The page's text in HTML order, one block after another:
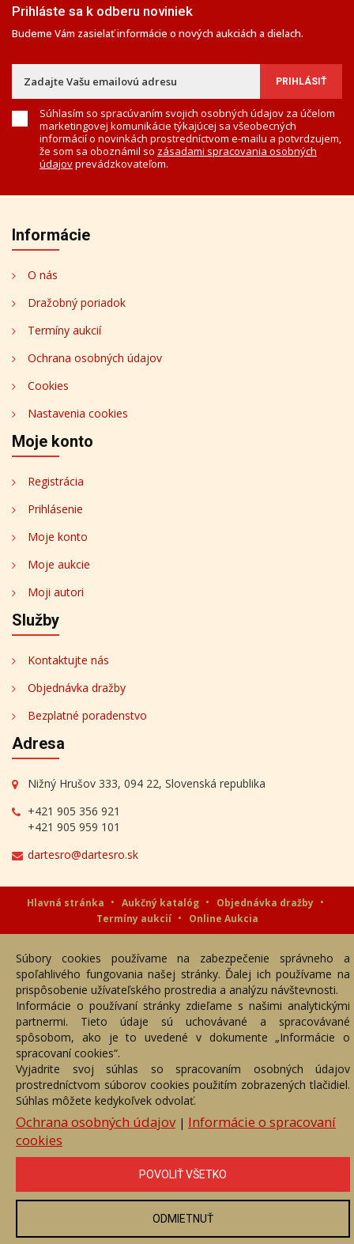
Prihláste sa k odberu noviniek
Budeme Vám zasielať informácie o nových aukciách a dielach.
Súhlasím so spracúvaním svojich osobných údajov za účelom
marketingovej komunikácie týkajúcej sa všeobecných
informácií o novinkách prostredníctvom e-mailu a potvrdzujem,
že som sa oboznámil so zásadami spracovania osobných
údajovprevádzkovateľom.
Informácie
O nás
Dražobný poriadok
Termíny aukcií
Ochrana osobných údajov
Cookies
Nastavenia cookies
Moje konto
Registrácia
Prihlásenie
Moje konto
Moje aukcie
Moji autori
Služby
Kontaktujte nás
Objednávka dražby
Bezplatné poradenstvo
Adresa
Nižný Hrušov 333, 094 22, Slovenská republika
+421 905 356 921
+421 905 959 101
dartesro@dartesro.sk
Hlavná stránka Aukčný katalóg
Objednávka dražby
Termíny aukcií
Online Aukcia
Akékoľvek používanie obrazových a textových súčastí tejto stránky je
podmienené výslovným súhlasom jej vlastníka. Všetky práva sú
vyhradené.
Súbory cookies používame na zabezpečenie správneho a
spoľahlivého fungovania našej stránky. Ďalej ich používame na
prispôsobenie užívateľského prostredia a analýzu návštevnosti.
Informácie o používaní stránky zdieľame s našimi analytickými
partnermi. Tieto údaje sú uchovávané a spracovávané
spôsobom, ako je to uvedené v dokumente „Informácie o
spracovaní cookies“.
Vyjadrite svoj súhlas so spracovaním osobných údajov
prostredníctvom súborov cookies použitím zobrazených tlačidiel.
Súhlas môžete kedykoľvek odvolať.
Ochrana osobných údajov| Informácie o spracovaní
cookies
POVOLIŤ VŠETKO
ODMIETNUŤ